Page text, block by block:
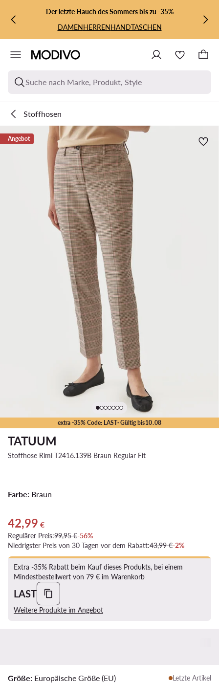
ZUM HAUPTINHALT SPRINGEN
ZUR SUCHEDer letzte Hauch des Sommers bis zu -35%
DAMENHERRENHANDTASCHEN
Suche nach Marke, Produkt, Style
Stoffhosen
extra -35% Code: LAST· Gültig bis10.08
Angebot
TATUUM
Stoffhose Rimi T2416.139B Braun Regular Fit
Farbe: Braun
Aktueller Preis 42,99 €
42,99 €
Regulärer Preis:99,95 €-56%
Niedrigster Preis von 30 Tagen vor dem Rabatt:43,99 €-2%
Extra -35% Rabatt beim Kauf dieses Produkts, bei einem
Mindestbestellwert von 79 € im Warenkorb
LAST
Weitere Produkte im Angebot
Größe: Europäische Größe (EU) Letzte Artikel